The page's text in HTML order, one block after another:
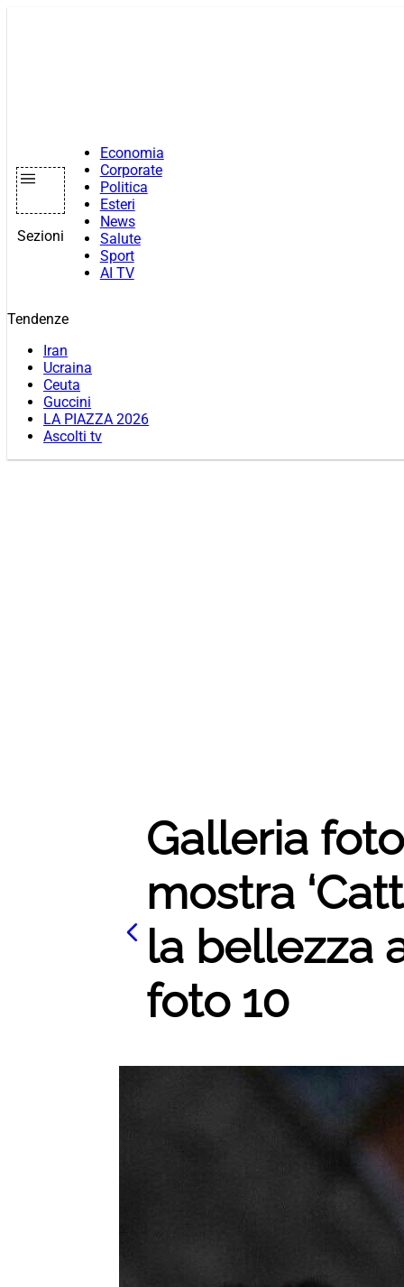
Sezioni
Economia
Corporate
Politica
Esteri
News
Salute
Sport
AI TV
Tendenze
Iran
Ucraina
Ceuta
Guccini
LA PIAZZA 2026
Ascolti tv
Galleria
mostra
la bellezza
foto 10